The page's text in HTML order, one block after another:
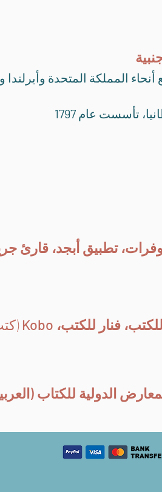
المملكة المتحدة وأيرلندا
تأسست عام 1797
تطبيق أبجد، قارئ
فنار للكتب، Kobo
(